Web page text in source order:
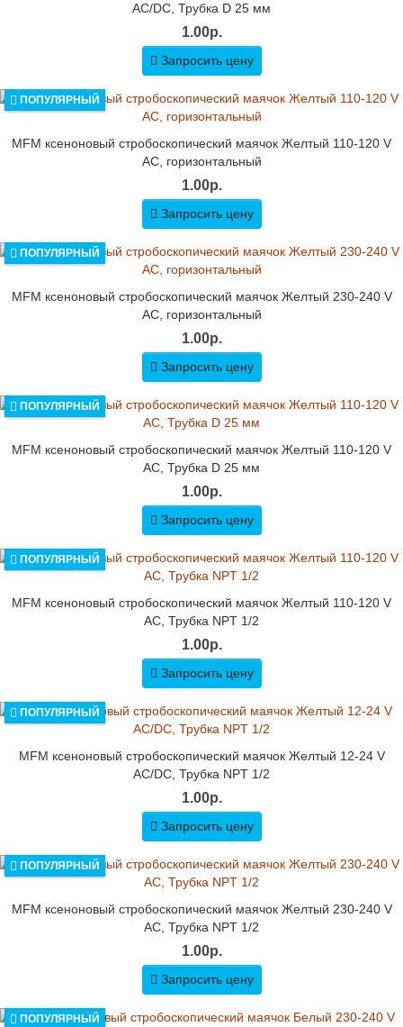
AC/DC, Трубка D 25 мм
1.00р.
Запросить цену
ПОПУЛЯРНЫЙ
MFM ксеноновый стробоскопический маячок Желтый 110-120 V
AC, горизонтальный
1.00р.
Запросить цену
ПОПУЛЯРНЫЙ
MFM ксеноновый стробоскопический маячок Желтый 230-240 V
AC, горизонтальный
1.00р.
Запросить цену
ПОПУЛЯРНЫЙ
MFM ксеноновый стробоскопический маячок Желтый 110-120 V
AC, Трубка D 25 мм
1.00р.
Запросить цену
ПОПУЛЯРНЫЙ
MFM ксеноновый стробоскопический маячок Желтый 110-120 V
AC, Трубка NPT 1/2
1.00р.
Запросить цену
ПОПУЛЯРНЫЙ
MFM ксеноновый стробоскопический маячок Желтый 12-24 V
AC/DC, Трубка NPT 1/2
1.00р.
Запросить цену
ПОПУЛЯРНЫЙ
MFM ксеноновый стробоскопический маячок Желтый 230-240 V
AC, Трубка NPT 1/2
1.00р.
Запросить цену
ПОПУЛЯРНЫЙ